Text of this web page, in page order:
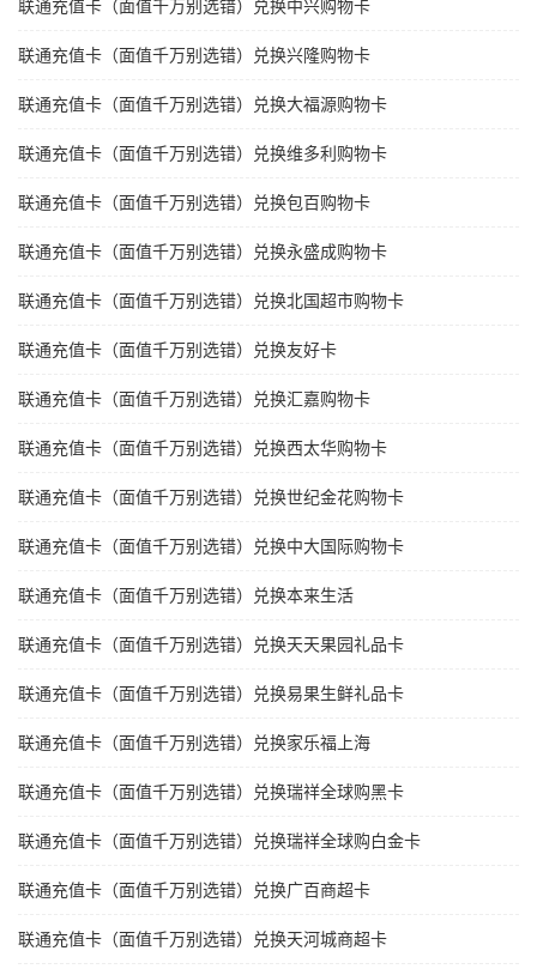
联通充值卡（面值千万别选错）兑换中兴购物卡
联通充值卡（面值千万别选错）兑换兴隆购物卡
联通充值卡（面值千万别选错）兑换大福源购物卡
联通充值卡（面值千万别选错）兑换维多利购物卡
联通充值卡（面值千万别选错）兑换包百购物卡
联通充值卡（面值千万别选错）兑换永盛成购物卡
联通充值卡（面值千万别选错）兑换北国超市购物卡
联通充值卡（面值千万别选错）兑换友好卡
联通充值卡（面值千万别选错）兑换汇嘉购物卡
联通充值卡（面值千万别选错）兑换西太华购物卡
联通充值卡（面值千万别选错）兑换世纪金花购物卡
联通充值卡（面值千万别选错）兑换中大国际购物卡
联通充值卡（面值千万别选错）兑换本来生活
联通充值卡（面值千万别选错）兑换天天果园礼品卡
联通充值卡（面值千万别选错）兑换易果生鲜礼品卡
联通充值卡（面值千万别选错）兑换家乐福上海
联通充值卡（面值千万别选错）兑换瑞祥全球购黑卡
联通充值卡（面值千万别选错）兑换瑞祥全球购白金卡
联通充值卡（面值千万别选错）兑换广百商超卡
联通充值卡（面值千万别选错）兑换天河城商超卡